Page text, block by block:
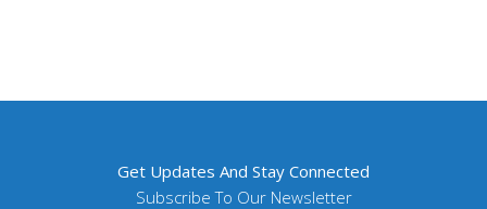
Get Updates And Stay Connected
Subscribe To Our Newsletter